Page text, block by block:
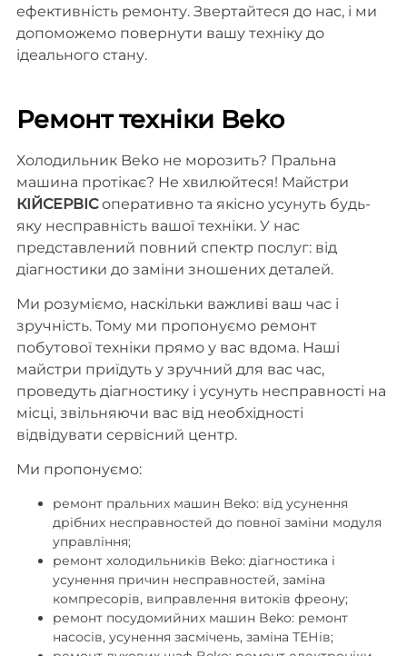
ефективність ремонту. Звертайтеся до нас, і ми
допоможемо повернути вашу техніку до
ідеального стану.
Ремонт техніки Beko
Холодильник Beko не морозить? Пральна
машина протікає? Не хвилюйтеся! Майстри
КІЙСЕРВІСоперативно та якісно усунуть будь-
яку несправність вашої техніки. У нас
представлений повний спектр послуг: від
діагностики до заміни зношених деталей.
Ми розуміємо, наскільки важливі ваш час і
зручність. Тому ми пропонуємо ремонт
побутової техніки прямо у вас вдома. Наші
майстри приїдуть у зручний для вас час,
проведуть діагностику і усунуть несправності на
місці, звільняючи вас від необхідності
відвідувати сервісний центр.
Ми пропонуємо:
ремонт пральних машин Beko: від усунення
дрібних несправностей до повної заміни модуля
управління;
ремонт холодильників Beko: діагностика і
усунення причин несправностей, заміна
компресорів, виправлення витоків фреону;
ремонт посудомийних машин Beko: ремонт
насосів, усунення засмічень, заміна ТЕНів;